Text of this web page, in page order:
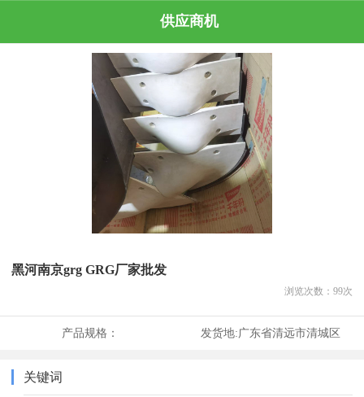
供应商机
黑河南京grg GRG厂家批发
浏览次数： 99次
产品规格： 发货地:广东省清远市清城区
关键词